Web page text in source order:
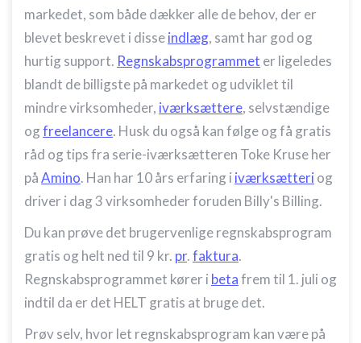
markedet, som både dækker alle de behov, der er
blevet beskrevet i disseindlæg, samt har god og
hurtig support. Regnskabsprogrammet er ligeledes
blandt de billigste på markedet og udviklet til
mindre virksomheder, iværksættere, selvstændige
ogfreelancere. Husk du også kan følge og få gratis
råd og tips fra serie-iværksætteren Toke Kruse her
påAmino. Han har 10 års erfaring i iværksætteri og
driver i dag 3 virksomheder foruden Billy's Billing.
Du kan prøve det brugervenlige regnskabsprogram
gratis og helt ned til 9 kr. pr.faktura.
Regnskabsprogrammet kører i betafrem til 1. juli og
indtil da er det HELT gratis at bruge det.
Prøv selv, hvor let regnskabsprogram kan være på